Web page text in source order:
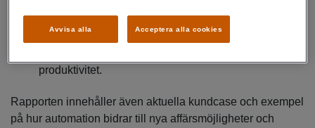
Satsa på utbildning och kompetensutveckling
produktivitet.
Rapporten innehåller även aktuella kundcase och exempel
på hur automation bidrar till nya affärsmöjligheter och
Avvisa alla Acceptera alla cookies